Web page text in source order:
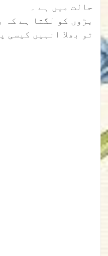
حالت میں ہے ۔
بڑوں کو لگتا ہے کہ
تو بھلا انہیں کیسی